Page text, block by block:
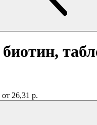
от 26,31 р.